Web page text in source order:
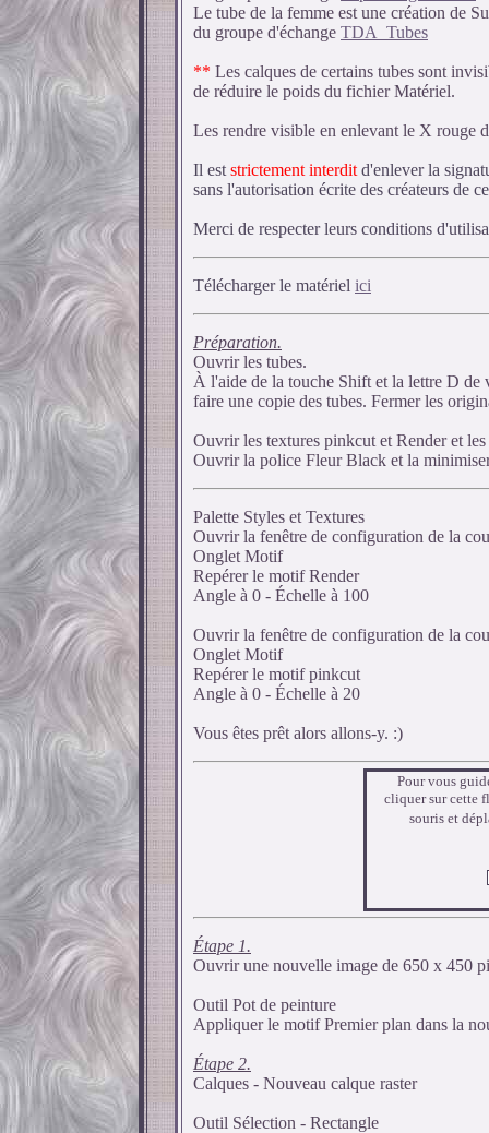
Le tube de la femme est une création de
du groupe d'échange TDA_Tubes
** Les calques de certains tubes sont
de réduire le poids du fichier Matériel.
Les rendre visible en enlevant le X rouge
Il est strictement interdit d'enlever la
sans l'autorisation écrite des créateurs de
Merci de respecter leurs conditions
Télécharger le matériel ici
Préparation.
Ouvrir les tubes.
À l'aide de la touche Shift et la lettre D de
faire une copie des tubes. Fermer les
Ouvrir les textures pinkcut et Render et
Ouvrir la police Fleur Black et la
Palette Styles et Textures
Ouvrir la fenêtre de configuration de la
Onglet Motif
Repérer le motif Render
Angle à 0 - Échelle à 100
Ouvrir la fenêtre de configuration de la
Onglet Motif
Repérer le motif pinkcut
Angle à 0 - Échelle à 20
Vous êtes prêt alors allons-y. :)
Pour vous
cliquer sur cette
souris et
Étape 1.
Ouvrir une nouvelle image de 650 x 450
Outil Pot de peinture
Appliquer le motif Premier plan dans la
Étape 2.
Calques - Nouveau calque raster
Outil Sélection - Rectangle